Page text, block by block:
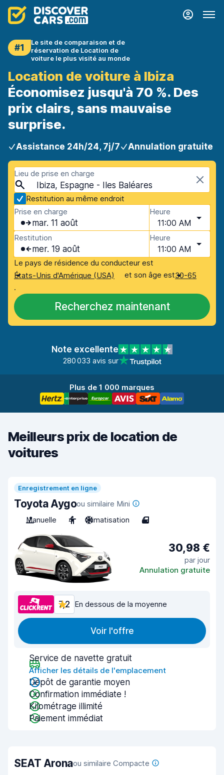
#1
Le site de comparaison et de
réservation de Location de
voiture le plus visité au monde
Location de voiture à Ibiza
Économisez jusqu'à 70 %. Des
prix clairs, sans mauvaise
surprise.
Assistance 24h/24, 7j/7 Annulation gratuite
Lieu de prise en charge
Ibiza, Espagne - Iles Baléares
Restitution au même endroit
Prise en charge
mar. 11 août
Heure
11:00 AM
Restitution
mer. 19 août
Heure
11:00 AM
Le pays de résidence du conducteur est
États-Unis d'Amérique (USA)
et son âge est30-65
.
Recherchez maintenant
Note excellente
280 033 avis sur
Plus de 1 000 marques
Meilleurs prix de location de
voitures
Enregistrement en ligne
Toyota Aygoou similaire Mini
Manuelle
4 Climatisation 4
30,98 €
par jour
Annulation gratuite
7,2 En dessous de la moyenne
Voir l'offre
Service de navette gratuit
Afficher les détails de l'emplacement
Dépôt de garantie moyen
Confirmation immédiate !
Kilométrage illimité
Paiement immédiat
SEAT Aronaou similaire Compacte